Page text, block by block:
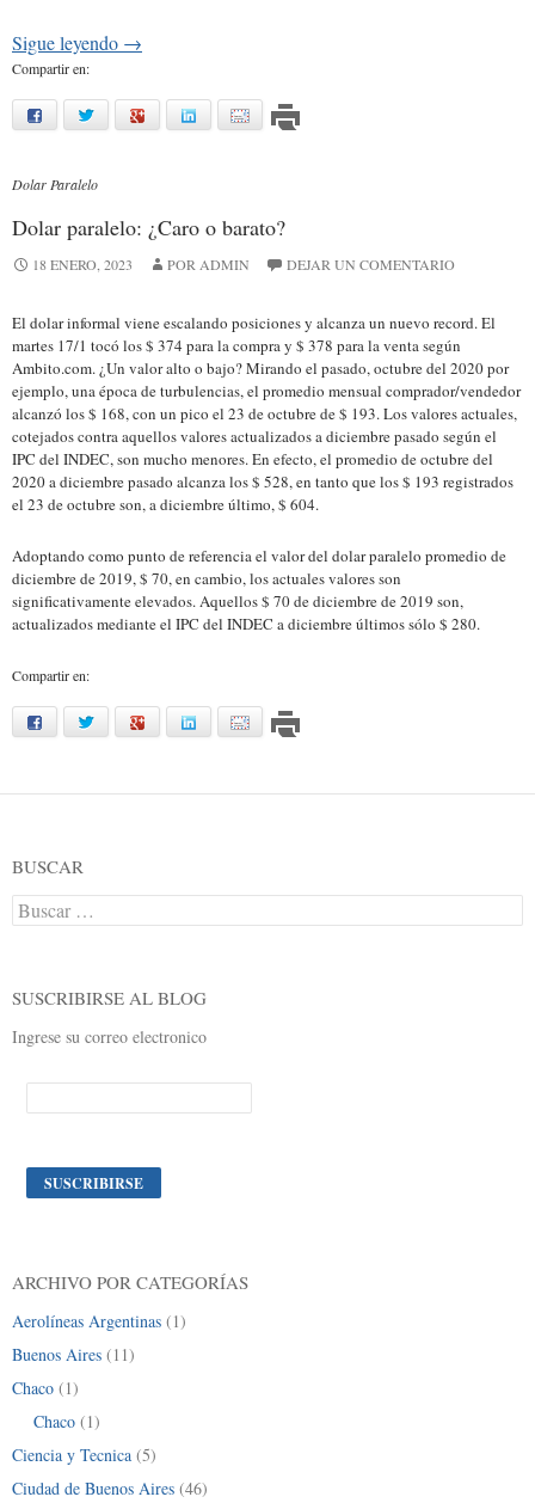
Sigue leyendo →
Compartir en:
facebooktwitter google linkedinmail
Dolar Paralelo
Dolar paralelo: ¿Caro o barato?
18 ENERO, 2023 POR ADMIN DEJAR UN COMENTARIO
El dolar informal viene escalando posiciones y alcanza un nuevo record. El
martes 17/1 tocó los $ 374 para la compra y $ 378 para la venta según
Ambito.com. ¿Un valor alto o bajo? Mirando el pasado, octubre del 2020 por
ejemplo, una época de turbulencias, el promedio mensual comprador/vendedor
alcanzó los $ 168, con un pico el 23 de octubre de $ 193. Los valores actuales,
cotejados contra aquellos valores actualizados a diciembre pasado según el
IPC del INDEC, son mucho menores. En efecto, el promedio de octubre del
2020 a diciembre pasado alcanza los $ 528, en tanto que los $ 193 registrados
el 23 de octubre son, a diciembre último, $ 604.
Adoptando como punto de referencia el valor del dolar paralelo promedio de
diciembre de 2019, $ 70, en cambio, los actuales valores son
significativamente elevados. Aquellos $ 70 de diciembre de 2019 son,
actualizados mediante el IPC del INDEC a diciembre últimos sólo $ 280.
Compartir en:
facebooktwitter google linkedinmail
BUSCAR
Buscar:
SUSCRIBIRSE AL BLOG
Ingrese su correo electronico
ARCHIVO POR CATEGORÍAS
Aerolíneas Argentinas (1)
Buenos Aires (11)
Chaco (1)
Chaco (1)
Ciencia y Tecnica (5)
Ciudad de Buenos Aires (46)